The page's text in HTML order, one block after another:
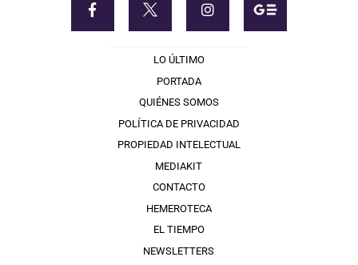
LO ÚLTIMO
PORTADA
QUIÉNES SOMOS
POLÍTICA DE PRIVACIDAD
PROPIEDAD INTELECTUAL
MEDIAKIT
CONTACTO
HEMEROTECA
EL TIEMPO
NEWSLETTERS